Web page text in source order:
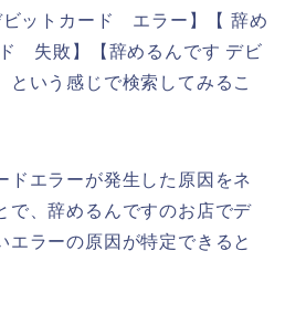
ビットカード エラー】【 辞め
失敗】【辞めるんです デビ
いう感じで検索してみるこ
ドエラーが発生した原因をネ
で、辞めるんですのお店でデ
エラーの原因が特定できると